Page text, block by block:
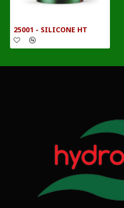
25001 - SILICONE HT